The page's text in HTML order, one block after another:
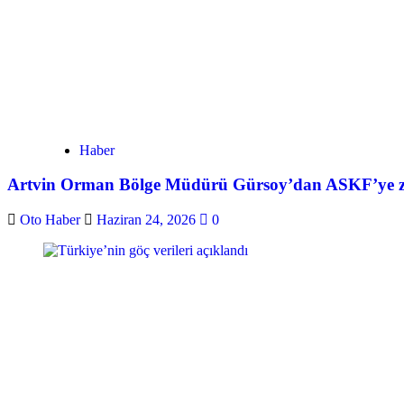
Haber
Artvin Orman Bölge Müdürü Gürsoy’dan ASKF’ye
Oto Haber Haziran 24, 2026 0